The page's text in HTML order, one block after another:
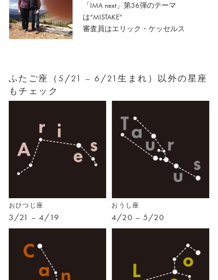
「IMA next」第36弾のテーマ
は“MISTAKE”
審査員はエリック・ケッセルス
ふたご座（5/21 – 6/21生まれ）以外の星座
もチェック
おひつじ座
3/21 – 4/19
おうし座
4/20 – 5/20